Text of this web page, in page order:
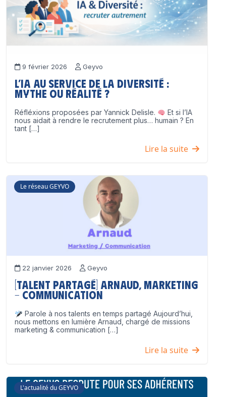
9 février 2026 Geyvo
L’IA au service de la diversité :
mythe ou réalité ?
Réfléxions proposées par Yannick Delisle.
Et si l’IA
nous aidait à rendre le recrutement plus… humain ? En
tant […]
Lire la suite
Le réseau GEYVO
22 janvier 2026 Geyvo
[Talent partagé] Arnaud, Marketing
– Communication
Parole à nos talents en temps partagé Aujourd’hui,
nous mettons en lumière Arnaud, chargé de missions
marketing & communication […]
Lire la suite
L'actualité du GEYVO